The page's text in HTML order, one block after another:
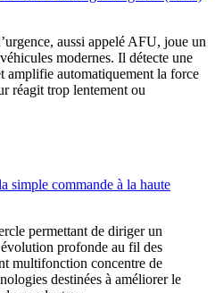
aussi appelé AFU, joue un
modernes. Il détecte une
amplifie automatiquement la force
réagit trop lentement ou
simple commande à la haute
permettant de diriger un
profonde au fil des
multifonction concentre de
destinées à améliorer le